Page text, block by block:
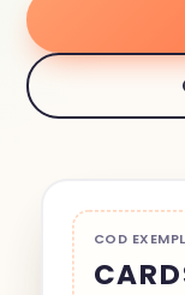
COD